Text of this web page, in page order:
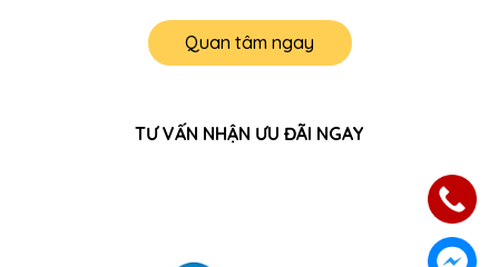
Quan tâm ngay
TƯ VẤN NHẬN ƯU ĐÃI NGAY